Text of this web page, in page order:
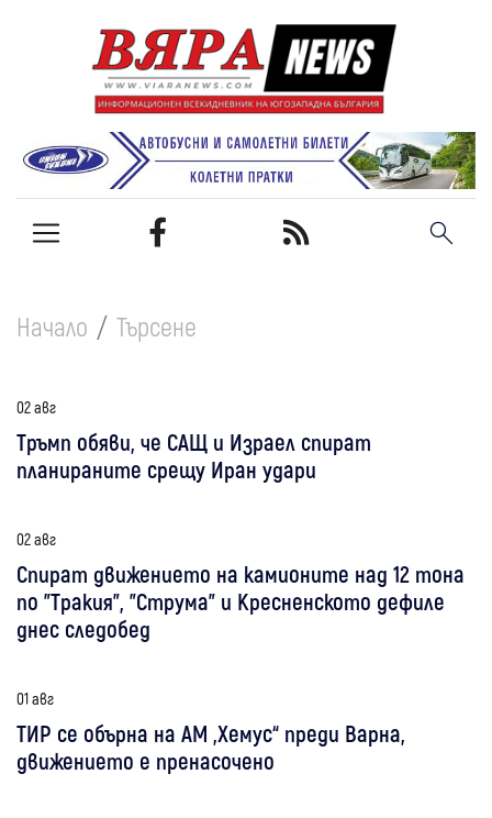
Начало Търсене
02 авг
Тръмп обяви, че САЩ и Израел спират
планираните срещу Иран удари
02 авг
Спират движението на камионите над 12 тона
по "Тракия", "Струма" и Кресненското дефиле
днес следобед
01 авг
ТИР се обърна на АМ „Хемус“ преди Варна,
движението е пренасочено